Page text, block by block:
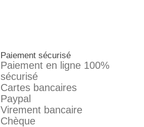
Paiement sécurisé
Paiement en ligne 100%
sécurisé
Cartes bancaires
Paypal
Virement bancaire
Chèque